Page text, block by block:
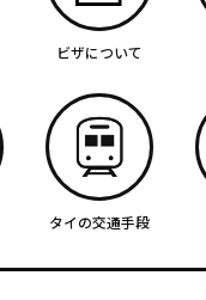
ビザについて
タイの交通手段